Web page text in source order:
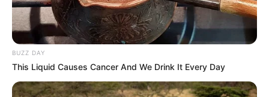
BUZZ DAY
This Liquid Causes Cancer And We Drink It Every Day